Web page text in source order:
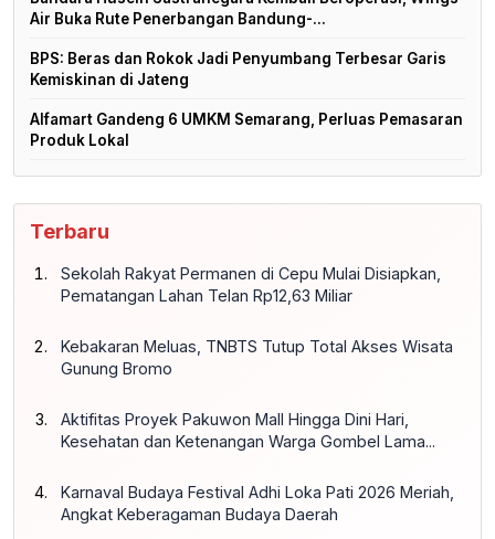
Air Buka Rute Penerbangan Bandung-...
BPS: Beras dan Rokok Jadi Penyumbang Terbesar Garis
Kemiskinan di Jateng
Alfamart Gandeng 6 UMKM Semarang, Perluas Pemasaran
Produk Lokal
Terbaru
Sekolah Rakyat Permanen di Cepu Mulai Disiapkan,
Pematangan Lahan Telan Rp12,63 Miliar
Kebakaran Meluas, TNBTS Tutup Total Akses Wisata
Gunung Bromo
Aktifitas Proyek Pakuwon Mall Hingga Dini Hari,
Kesehatan dan Ketenangan Warga Gombel Lama...
Karnaval Budaya Festival Adhi Loka Pati 2026 Meriah,
Angkat Keberagaman Budaya Daerah